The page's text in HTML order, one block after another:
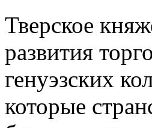
Тверское
развития
генуэзских
которые